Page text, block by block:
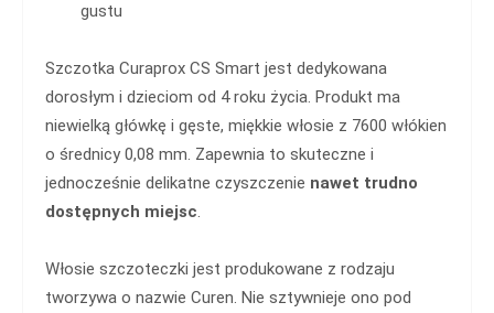
gustu
Szczotka Curaprox CS Smart jest dedykowana
dorosłym i dzieciom od 4 roku życia. Produkt ma
niewielką główkę i gęste, miękkie włosie z 7600 włókien
o średnicy 0,08 mm. Zapewnia to skuteczne i
jednocześnie delikatne czyszczenie nawet trudno
dostępnych miejsc.
Włosie szczoteczki jest produkowane z rodzaju
tworzywa o nazwie Curen. Nie sztywnieje ono pod